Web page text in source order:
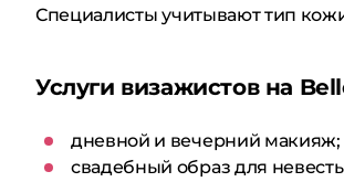
Специалисты учитывают тип
Услуги визажистов на
дневной и вечерний макияж;
свадебный образ для